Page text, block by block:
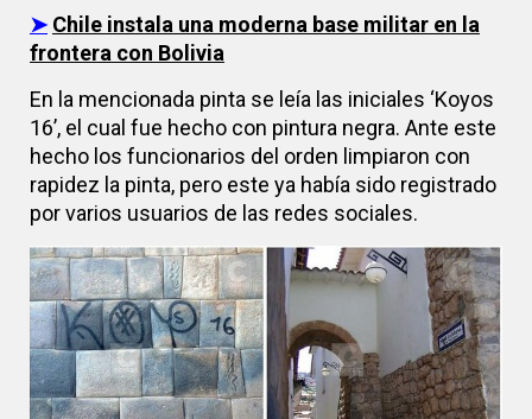
➤ Chile instala una moderna base militar en la
frontera con Bolivia
En la mencionada pinta se leía las iniciales ‘Koyos
16’, el cual fue hecho con pintura negra. Ante este
hecho los funcionarios del orden limpiaron con
rapidez la pinta, pero este ya había sido registrado
por varios usuarios de las redes sociales.